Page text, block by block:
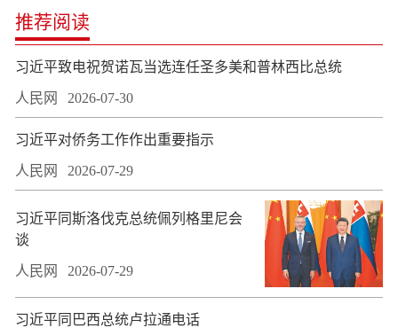
推荐阅读
习近平致电祝贺诺瓦当选连任圣多美和普林西比总统
人民网 2026-07-30
习近平对侨务工作作出重要指示
人民网 2026-07-29
习近平同斯洛伐克总统佩列格里尼会
谈
人民网 2026-07-29
习近平同巴西总统卢拉通电话